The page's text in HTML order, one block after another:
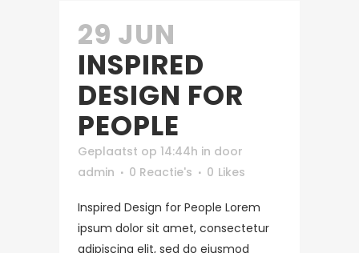
29 JUN
INSPIRED
DESIGN FOR
PEOPLE
Geplaatst op 14:44h in door
admin
0 Reactie's 0 Likes
Inspired Design for People Lorem
ipsum dolor sit amet, consectetur
adipiscing elit, sed do eiusmod